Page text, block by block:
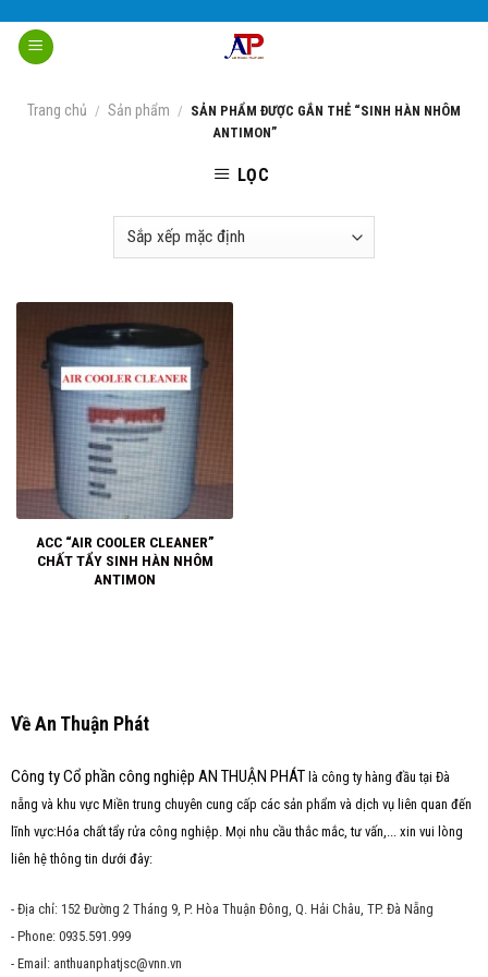
content
Trang chủ / Sản phẩm / SẢN PHẨM ĐƯỢC GẮN THẺ “SINH HÀN NHÔM
ANTIMON”
LỌC
ACC “AIR COOLER CLEANER”
CHẤT TẨY SINH HÀN NHÔM
ANTIMON
Về An Thuận Phát
Công ty Cổ phần công nghiệp AN THUẬN PHÁT là công ty hàng đầu tại Đà
nẵng và khu vực Miền trung chuyên cung cấp các sản phẩm và dịch vụ liên quan đến
lĩnh vực:Hóa chất tẩy rửa công nghiệp. Mọi nhu cầu thắc mắc, tư vấn,... xin vui lòng
liên hệ thông tin dưới đây:
- Địa chỉ: 152 Đường 2 Tháng 9, P. Hòa Thuận Đông, Q. Hải Châu, TP. Đà Nẵng
- Phone: 0935.591.999
- Email: anthuanphatjsc@vnn.vn